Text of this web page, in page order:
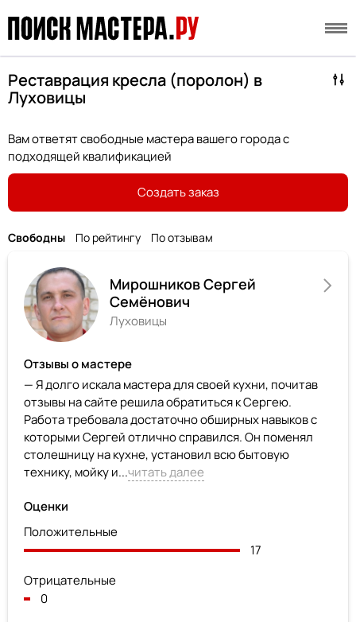
Реставрация кресла (поролон) в
Луховицы
Вам ответят свободные мастера вашего города с
подходящей квалификацией
Создать заказ
Свободны По рейтингу По отзывам
Мирошников Сергей
Семёнович
Луховицы
Отзывы о мастере
— Я долго искала мастера для своей кухни, почитав
отзывы на сайте решила обратиться к Сергею.
Работа требовала достаточно обширных навыков с
которыми Сергей отлично справился. Он поменял
столешницу на кухне, установил всю бытовую
технику, мойку и...читать далее
Оценки
Положительные
17
Отрицательные
0